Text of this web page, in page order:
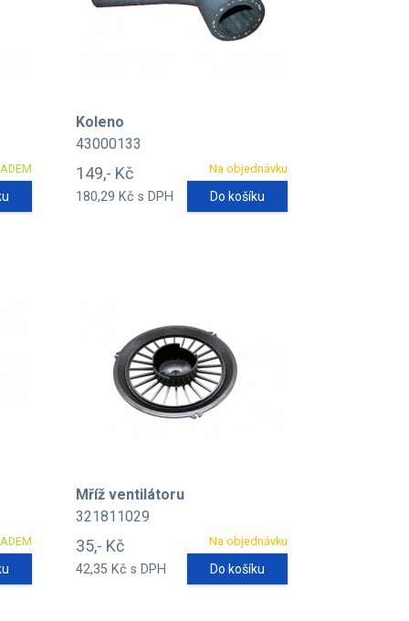
Koleno
43000133
Na objednávku
149,- Kč
180,29 Kč s DPH Do košíku
Mříž ventilátoru
321811029
Na objednávku
35,- Kč
42,35 Kč s DPH Do košíku